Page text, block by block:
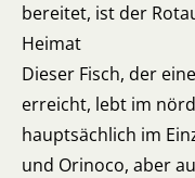
bereitet, ist der
Heimat
Dieser Fisch, der
erreicht, lebt im
hauptsächlich im
und Orinoco, aber